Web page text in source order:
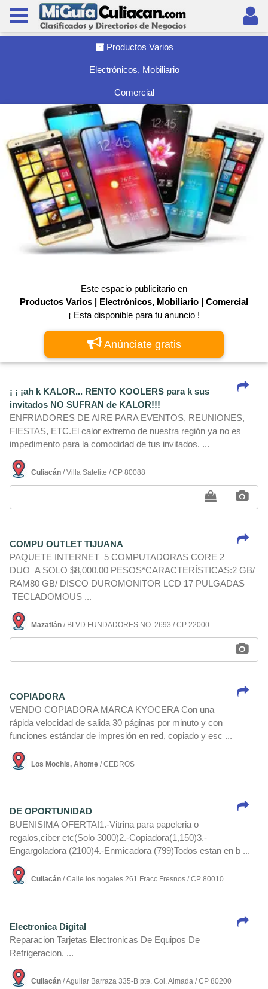
Productos Varios
Electrónicos, Mobiliario
Comercial
Este espacio publicitario en
Productos Varios | Electrónicos, Mobiliario | Comercial
¡ Esta disponible para tu anuncio !
Anúnciate gratis
¡ ¡ ¡ah k KALOR... RENTO KOOLERS para k sus
invitados NO SUFRAN de KALOR!!!
ENFRIADORES DE AIRE PARA EVENTOS, REUNIONES,
FIESTAS, ETC.El calor extremo de nuestra región ya no es
impedimento para la comodidad de tus invitados. ...
Culiacán / Villa Satelite / CP 80088
COMPU OUTLET TIJUANA
PAQUETE INTERNET 5 COMPUTADORAS CORE 2
DUO A SOLO $8,000.00 PESOS*CARACTERÍSTICAS:2 GB/
RAM80 GB/ DISCO DUROMONITOR LCD 17 PULGADAS
TECLADOMOUS ...
Mazatlán / BLVD.FUNDADORES NO. 2693 / CP 22000
COPIADORA
VENDO COPIADORA MARCA KYOCERA Con una
rápida velocidad de salida 30 páginas por minuto y con
funciones estándar de impresión en red, copiado y esc ...
Los Mochis, Ahome / CEDROS
DE OPORTUNIDAD
BUENISIMA OFERTA!1.-Vitrina para papeleria o
regalos,ciber etc(Solo 3000)2.-Copiadora(1,150)3.-
Engargoladora (2100)4.-Enmicadora (799)Todos estan en b ...
Culiacán / Calle los nogales 261 Fracc.Fresnos / CP 80010
Electronica Digital
Reparacion Tarjetas Electronicas De Equipos De
Refrigeracion. ...
Culiacán / Aguilar Barraza 335-B pte. Col. Almada / CP 80200